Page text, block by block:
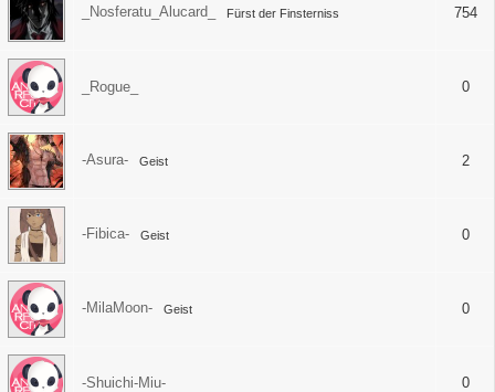
_Nosferatu_Alucard_ Fürst der Finsterniss 754
_Rogue_ 0
-Asura- Geist 2
-Fibica- Geist 0
-MilaMoon- Geist 0
-Shuichi-Miu- 0